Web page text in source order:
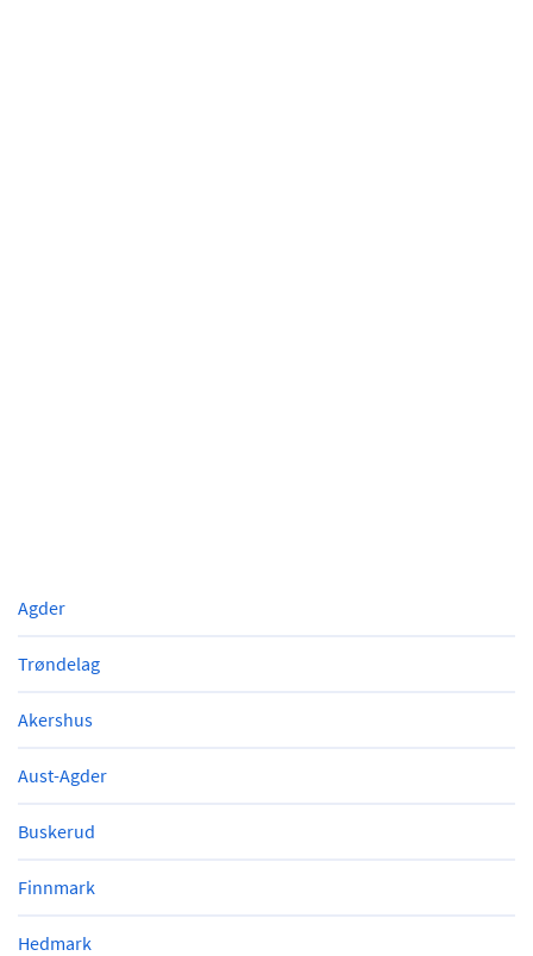
Agder
Trøndelag
Akershus
Aust-Agder
Buskerud
Finnmark
Hedmark